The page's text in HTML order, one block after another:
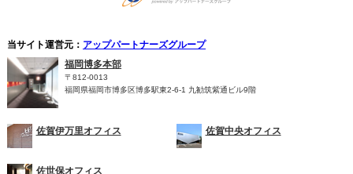
当サイト運営元： アップパートナーズグループ
福岡博多本部
〒812-0013
福岡県福岡市博多区博多駅東2-6-1 九勧筑紫通ビル9階
佐賀伊万里オフィス 佐賀中央オフィス
佐世保オフィス